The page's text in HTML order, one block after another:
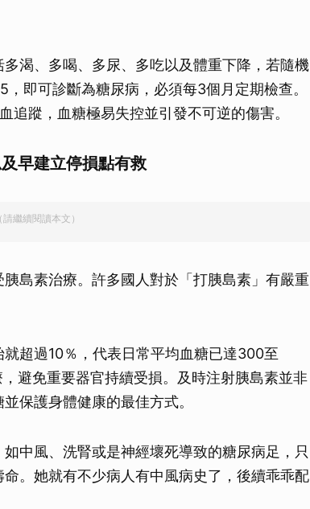
渴、多喝、多尿、多吃以及體重下降，若隨機
即可診斷為糖尿病，必須每3個月定期檢查。
蹤，血糖極易失控並引發不可逆的傷害。
早建立停損點有救
繼續閱讀本文）
島素治療。許多國人對於「打胰島素」有嚴重
超過10％，代表日常平均血糖已達300至
避免重要器官持續受損。及時注射胰島素並非
保護身體健康的最佳方式。
中風、洗腎或是神經壞死導致的糖尿病足，只
。她就有不少病人有中風病史了，後續乖乖配